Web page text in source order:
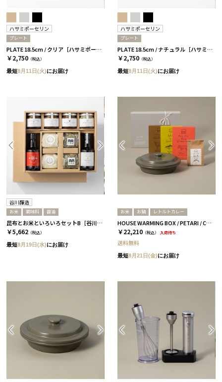
ハサミポーセリン
プレート
PLATE 18.5cm / クリア［ハサミポーセリン］
￥2,750 （税込）
最短8月11日(火)にお届け
ハサミポーセリン
プレート
PLATE 18.5cm / ナチュラル［ハサミポーセリン］
￥2,750 （税込）
最短8月11日(火)にお届け
谷川醸造
お米 調味料 醤油
昆布とお米といろいろセットB［谷川醸造］
￥5,662 （税込）
最短8月19日(水)にお届け
お米 お鍋 レトルトカレー
HOUSE WARMING BOX / PETARI / CURRY&RICE PETARI GRAY
￥22,210 （税込） 入荷待ち
送料無料
最短8月21日(金)にお届け